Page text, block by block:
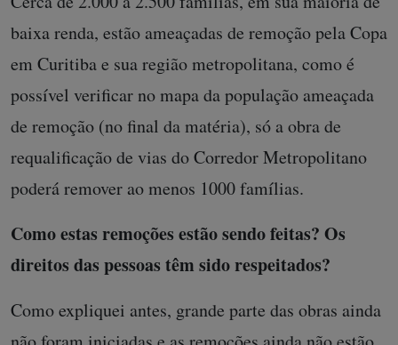
baixa renda, estão ameaçadas de remoção pela Copa
em Curitiba e sua região metropolitana, como é
possível verificar no mapa da população ameaçada
de remoção (no final da matéria), só a obra de
requalificação de vias do Corredor Metropolitano
poderá remover ao menos 1000 famílias.
Como estas remoções estão sendo feitas? Os
direitos das pessoas têm sido respeitados?
Como expliquei antes, grande parte das obras ainda